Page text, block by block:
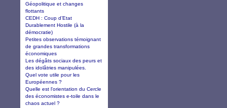
Géopolitique et changes
flottants
CEDH : Coup d’Etat
Durablement Hostile (à la
démocratie)
Petites observations témoignant
de grandes transformations
économiques
Les dégâts sociaux des peurs et
des idolâtries manipulées.
Quel vote utile pour les
Européennes ?
Quelle est l'orientation du Cercle
des économistes e-toile dans le
chaos actuel ?